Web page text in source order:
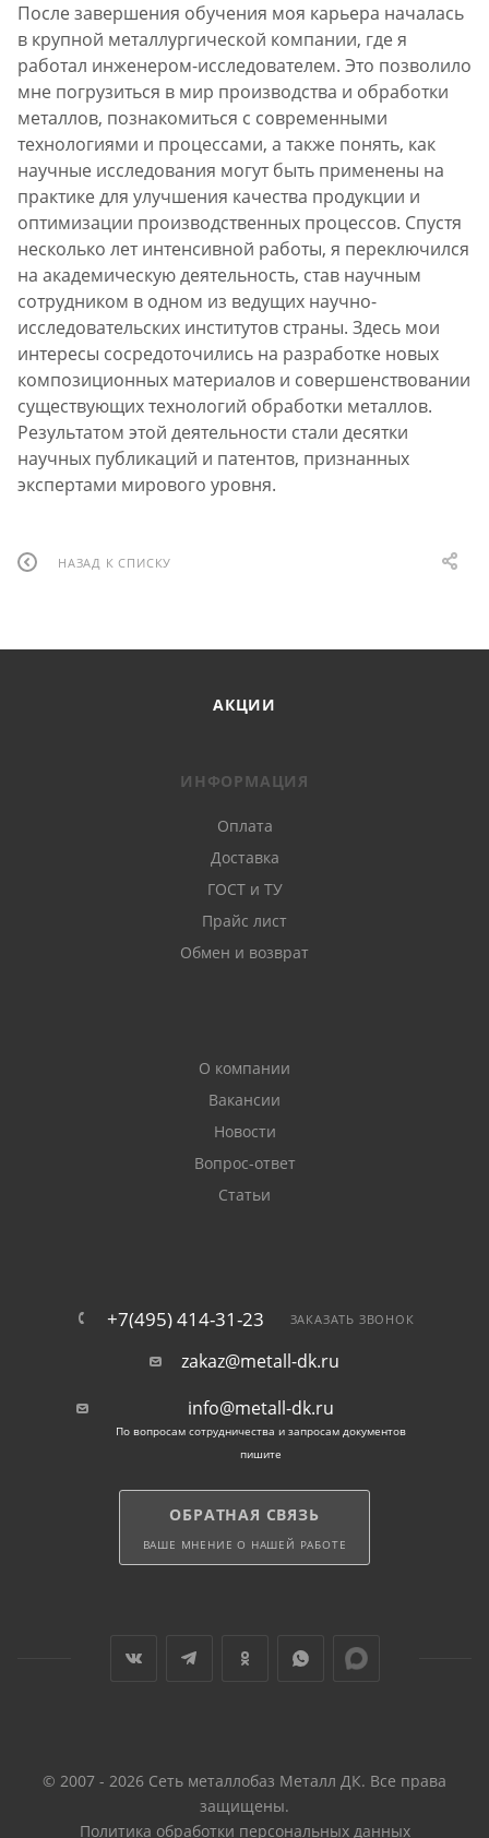
После завершения обучения моя карьера началась
в крупной металлургической компании, где я
работал инженером-исследователем. Это позволило
мне погрузиться в мир производства и обработки
металлов, познакомиться с современными
технологиями и процессами, а также понять, как
научные исследования могут быть применены на
практике для улучшения качества продукции и
оптимизации производственных процессов. Спустя
несколько лет интенсивной работы, я переключился
на академическую деятельность, став научным
сотрудником в одном из ведущих научно-
исследовательских институтов страны. Здесь мои
интересы сосредоточились на разработке новых
композиционных материалов и совершенствовании
существующих технологий обработки металлов.
Результатом этой деятельности стали десятки
научных публикаций и патентов, признанных
экспертами мирового уровня.
НАЗАД К СПИСКУ
АКЦИИ
ИНФОРМАЦИЯ
Оплата
Доставка
ГОСТ и ТУ
Прайс лист
Обмен и возврат
О компании
Вакансии
Новости
Вопрос-ответ
Статьи
+7(495) 414-31-23 ЗАКАЗАТЬ ЗВОНОК
zakaz@metall-dk.ru
info@metall-dk.ru
По вопросам сотрудничества и запросам документов
пишите
ОБРАТНАЯ СВЯЗЬ
ВАШЕ МНЕНИЕ О НАШЕЙ РАБОТЕ
© 2007 - 2026 Сеть металлобаз Металл ДК. Все права
защищены.
Политика обработки персональных данных